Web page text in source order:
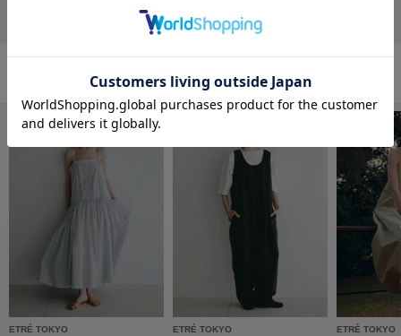
FILA
gelato pique
ジェラート ピケ
リポストする LINEで送る
ワンピース/ドレスの人気ランキング
ETRÉ TOKYO ETRÉ TOKYO ETRÉ TOKYO